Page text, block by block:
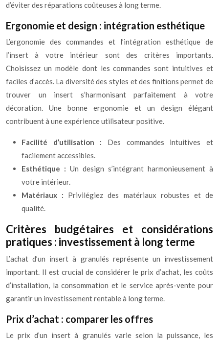
d’éviter des réparations coûteuses à long terme.
Ergonomie et design : intégration esthétique
L’ergonomie des commandes et l’intégration esthétique de
l’insert à votre intérieur sont des critères importants.
Choisissez un modèle dont les commandes sont intuitives et
faciles d’accès. La diversité des styles et des finitions permet de
trouver un insert s’harmonisant parfaitement à votre
décoration. Une bonne ergonomie et un design élégant
contribuent à une expérience utilisateur positive.
Facilité d’utilisation : Des commandes intuitives et
facilement accessibles.
Esthétique : Un design s’intégrant harmonieusement à
votre intérieur.
Matériaux : Privilégiez des matériaux robustes et de
qualité.
Critères budgétaires et considérations
pratiques : investissement à long terme
L’achat d’un insert à granulés représente un investissement
important. Il est crucial de considérer le prix d’achat, les coûts
d’installation, la consommation et le service après-vente pour
garantir un investissement rentable à long terme.
Prix d’achat : comparer les offres
Le prix d’un insert à granulés varie selon la puissance, les